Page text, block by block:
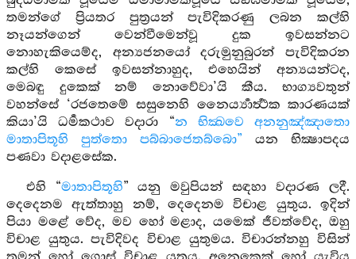
තමන්ගේ ප්‍රියතර පුත්‍රයන් පැවිදිකරණු ලබන කල්හි
නෑයන්ගෙන් වෙන්වීමෙන්වූ දුක ඉවසන්නට
නොහැකියෙම්ද, අන්‍යජනයෝ දරුමුනුබුරන් පැවිදිකරන
කල්හි කෙසේ ඉවසන්නාහුද, එහෙයින් අන්‍යයන්ටද,
මෙබඳු දුකෙක් නම් නොවේවා’යි කීය. භාග්‍යවතුන්
වහන්සේ ‘රජතෙමේ සසුනෙහි නෛර්‍ය්‍යාර්‍ත්‍ථක කාරණයක්
කියා’යි ධර්‍මකථාව වදාරා “න භික්‍ඛවෙ අනනුඤ්ඤාතො
මාතාපිතූහි පුත්තො පබ්බාජෙතබ්බො” යන භික්‍ෂාපදය
පණවා වදාළසේක.
එහි “මාතාපිතූහි” යනු මවුපියන් සඳහා වදාරණ ලදී.
දෙදෙනම ඇත්තාහු නම්, දෙදෙනම විචාළ යුතුය. ඉදින්
පියා මළේ වේද, මව හෝ මළාද, යමෙක් ජීවත්වේද, ඔහු
විචාළ යුතුය. පැවිදිවද විචාළ යුතුමය. විචාරන්නහු විසින්